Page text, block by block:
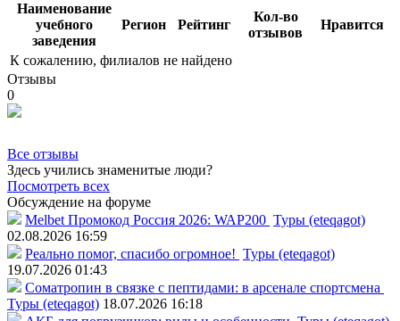
Наименование
учебного
заведения
Регион Рейтинг
Кол-во
отзывов
Нравится
К сожалению, филиалов не найдено
Отзывы
0
Все отзывы
Здесь учились знаменитые люди?
Посмотреть всех
Обсуждение на форуме
Melbet Промокод Россия 2026: WAP200 Туры (eteqagot)
02.08.2026 16:59
Реально помог, спасибо огромное! Туры (eteqagot)
19.07.2026 01:43
Соматропин в связке с пептидами: в арсенале спортсмена
Туры (eteqagot) 18.07.2026 16:18